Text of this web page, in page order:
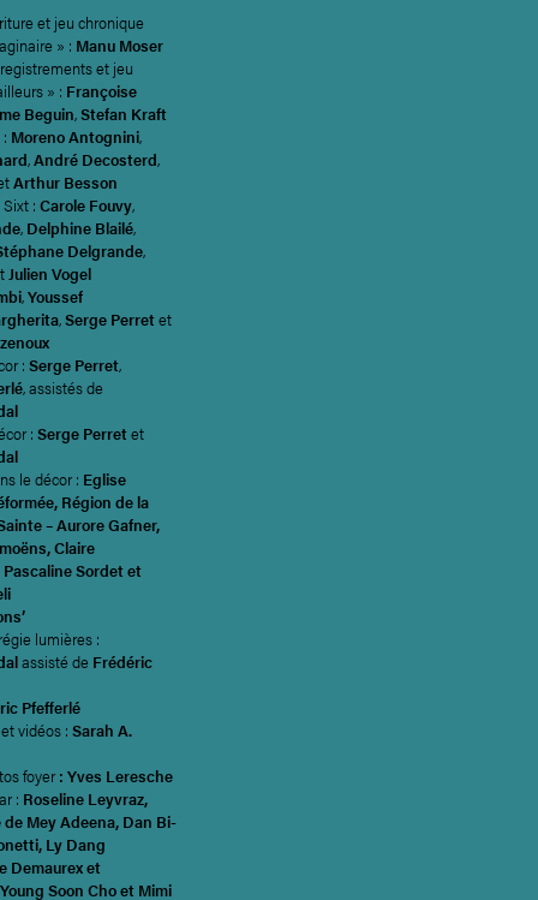
et jeu chronique
» : Manu Moser
et jeu
» : Françoise
Beguin,Stefan Kraft
Moreno Antognini,
,André Decosterd,
Arthur Besson
Sixt :Carole Fouvy,
, Delphine Blailé,
Delgrande,
Julien Vogel
,Youssef
,Serge Perretet
:Serge Perret,
, assistés de
:Serge Perretet
le décor : Eglise
Région de la
– Aurore Gafner,
Claire
Sordet et
lumières :
assisté de Frédéric
Pfefferlé
vidéos :Sarah A.
foyer : Yves Leresche
: Roseline Leyvraz,
Mey Adeena, Dan Bi-
Ly Dang
Demaurex et
Soon Cho et Mimi